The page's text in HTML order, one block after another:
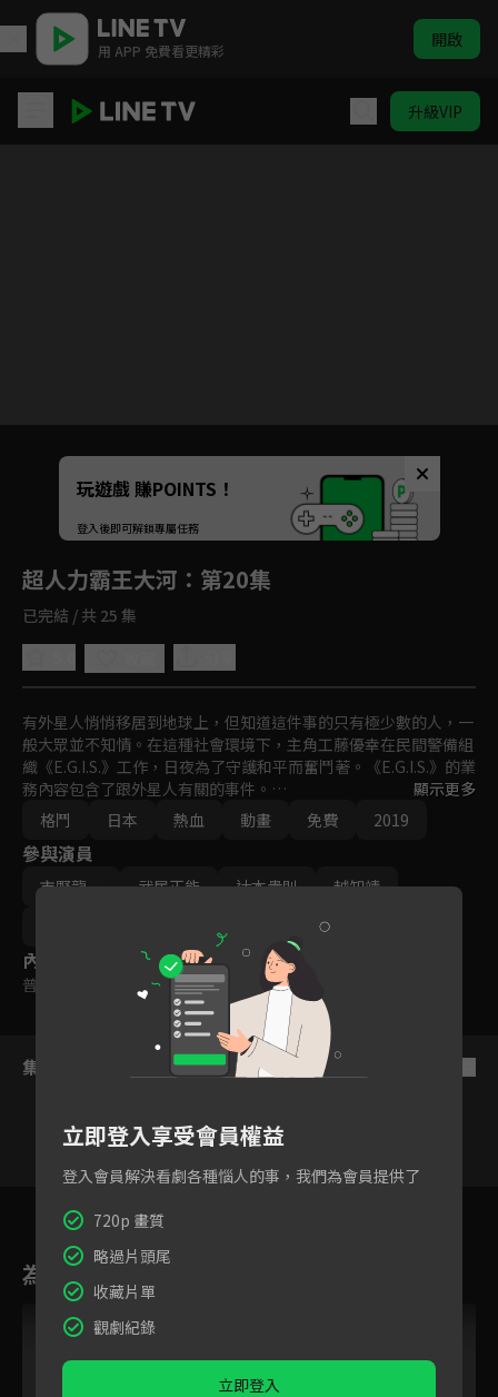
用 APP 免費看更精彩 開啟
升級VIP
Unmute
如有不便請見諒
玩遊戲 賺POINTS！
登入後即可解鎖專屬任務
超人力霸王大河 ：第20集
已完結 / 共 25 集
有外星人悄悄移居到地球上，但知道這件事的只有極少數的人，一
般大眾並不知情。在這種社會環境下，主角工藤優幸在民間警備組
織《E.G.I.S.》工作，日夜為了守護和平而奮鬥著。《E.G.I.S.》的業
務內容包含了跟外星人有關的事件。
在優幸身上，有個連他自己也不知道的天大秘密。那就是超人力霸
王大河的光之粒子寄宿在他的體內。當大河從優幸的體內覺醒時，
新的故事即將開始！
顯示更多
格鬥
日本 熱血 動畫 免費 2019
參與演員
市野龍一 武居正能 辻本貴則
越知靖
內容標籤
普遍級
集數列表
為您推薦
立即登入享受會員權益
登入會員解決看劇各種惱人的事，我們為會員提供了
720p 畫質
略過片頭尾
收藏片單
觀劇紀錄
立即登入